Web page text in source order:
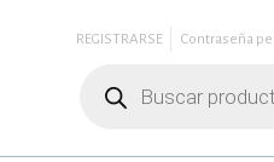
REGISTRARSE Contraseña
productos